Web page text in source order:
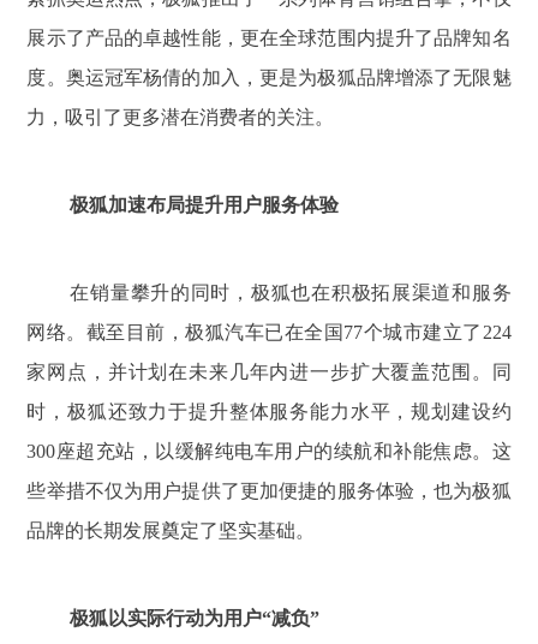
展示了产品的卓越性能，更在全球范围内提升了品牌知名
度。奥运冠军杨倩的加入，更是为极狐品牌增添了无限魅
力，吸引了更多潜在消费者的关注。
极狐加速布局提升用户服务体验
在销量攀升的同时，极狐也在积极拓展渠道和服务
网络。截至目前，极狐汽车已在全国77个城市建立了224
家网点，并计划在未来几年内进一步扩大覆盖范围。同
时，极狐还致力于提升整体服务能力水平，规划建设约
300座超充站，以缓解纯电车用户的续航和补能焦虑。这
些举措不仅为用户提供了更加便捷的服务体验，也为极狐
品牌的长期发展奠定了坚实基础。
极狐以实际行动为用户“减负”